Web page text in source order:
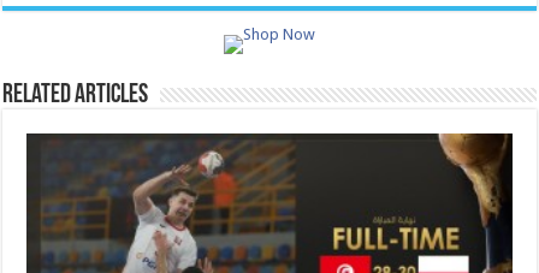
Related Articles